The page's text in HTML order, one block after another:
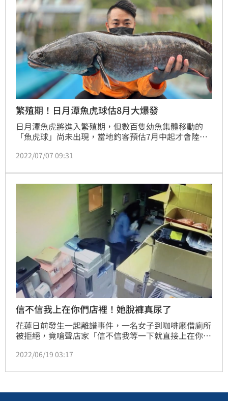
繁殖期！日月潭魚虎球估8月大爆發
日月潭魚虎將進入繁殖期，但數百隻幼魚集體移動的
「魚虎球」尚未出現，當地釣客預估7月中起才會陸續
移除不能鬆懈。
2022/07/07 09:31
信不信我上在你們店裡！她脫褲真尿了
花蓮日前發生一起離譜事件，一名女子到咖啡廳借廁所
被拒絕，竟嗆聲店家「信不信我等一下就直接上在你們
室，還當場在裡面脫褲小便，讓店員發現後相當傻眼；
業處的公務員，脫序行徑令人傻眼，也將被主管機關追
2022/06/19 03:17